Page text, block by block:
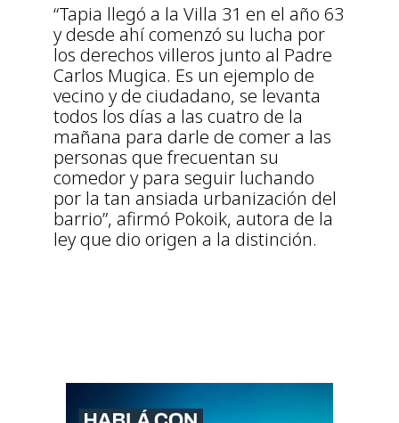
“Tapia llegó a la Villa 31 en el año 63
y desde ahí comenzó su lucha por
los derechos villeros junto al Padre
Carlos Mugica. Es un ejemplo de
vecino y de ciudadano, se levanta
todos los días a las cuatro de la
mañana para darle de comer a las
personas que frecuentan su
comedor y para seguir luchando
por la tan ansiada urbanización del
barrio”, afirmó Pokoik, autora de la
ley que dio origen a la distinción.